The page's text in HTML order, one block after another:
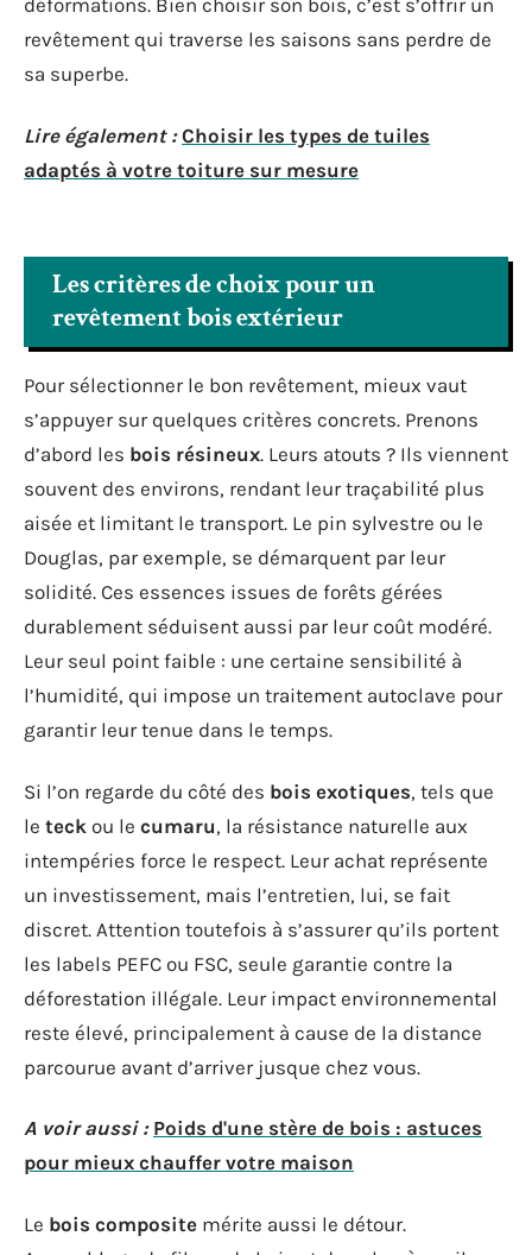
déformations. Bien choisir son bois, c’est s’offrir un
revêtement qui traverse les saisons sans perdre de
sa superbe.
Lire également : Choisir les types de tuiles
adaptés à votre toiture sur mesure
Les critères de choix pour un
revêtement bois extérieur
Pour sélectionner le bon revêtement, mieux vaut
s’appuyer sur quelques critères concrets. Prenons
d’abord les bois résineux. Leurs atouts ? Ils viennent
souvent des environs, rendant leur traçabilité plus
aisée et limitant le transport. Le pin sylvestre ou le
Douglas, par exemple, se démarquent par leur
solidité. Ces essences issues de forêts gérées
durablement séduisent aussi par leur coût modéré.
Leur seul point faible : une certaine sensibilité à
l’humidité, qui impose un traitement autoclave pour
garantir leur tenue dans le temps.
Si l’on regarde du côté des bois exotiques, tels que
le teck ou le cumaru, la résistance naturelle aux
intempéries force le respect. Leur achat représente
un investissement, mais l’entretien, lui, se fait
discret. Attention toutefois à s’assurer qu’ils portent
les labels PEFC ou FSC, seule garantie contre la
déforestation illégale. Leur impact environnemental
reste élevé, principalement à cause de la distance
parcourue avant d’arriver jusque chez vous.
A voir aussi : Poids d'une stère de bois : astuces
pour mieux chauffer votre maison
Le bois composite mérite aussi le détour.